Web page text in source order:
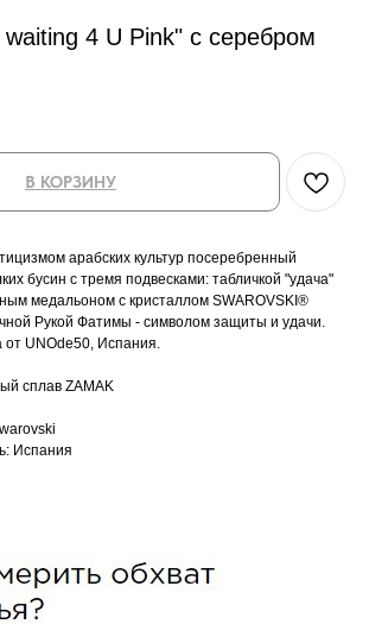
4 U Pink" с серебром
В КОРЗИНУ
арабских культур посеребренный
бусин с тремя подвесками: табличкой "удача"
медальоном с кристаллом SWAROVSKI®
Рукой Фатимы - символом защиты и удачи.
от UNOde50, Испания.
сплав ZAMAK
Испания